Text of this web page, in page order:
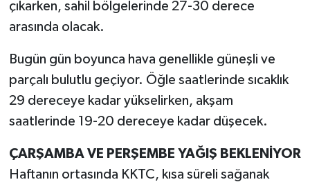
çıkarken, sahil bölgelerinde 27-30 derece
arasında olacak.
Bugün gün boyunca hava genellikle güneşli ve
parçalı bulutlu geçiyor. Öğle saatlerinde sıcaklık
29 dereceye kadar yükselirken, akşam
saatlerinde 19-20 dereceye kadar düşecek.
ÇARŞAMBA VE PERŞEMBE YAĞIŞ BEKLENİYOR
Haftanın ortasında KKTC, kısa süreli sağanak